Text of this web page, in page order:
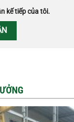
kế tiếp của tôi.